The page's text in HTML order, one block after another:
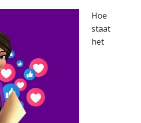
Hoe
staat
het